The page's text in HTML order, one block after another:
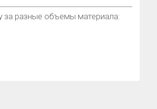
за разные объемы материала: